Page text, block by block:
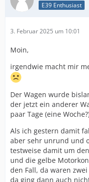
E39 Enthusiast
3. Februar 2025 um 10:01
Moin,
irgendwie macht mir
Der Wagen wurde
der jetzt ein anderer
paar Tage (eine
Als ich gestern damit
aber sehr unrund und
testweise damit um
und die gelbe
den Fall, da waren
da ging dann auch